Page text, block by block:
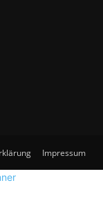
Impressum